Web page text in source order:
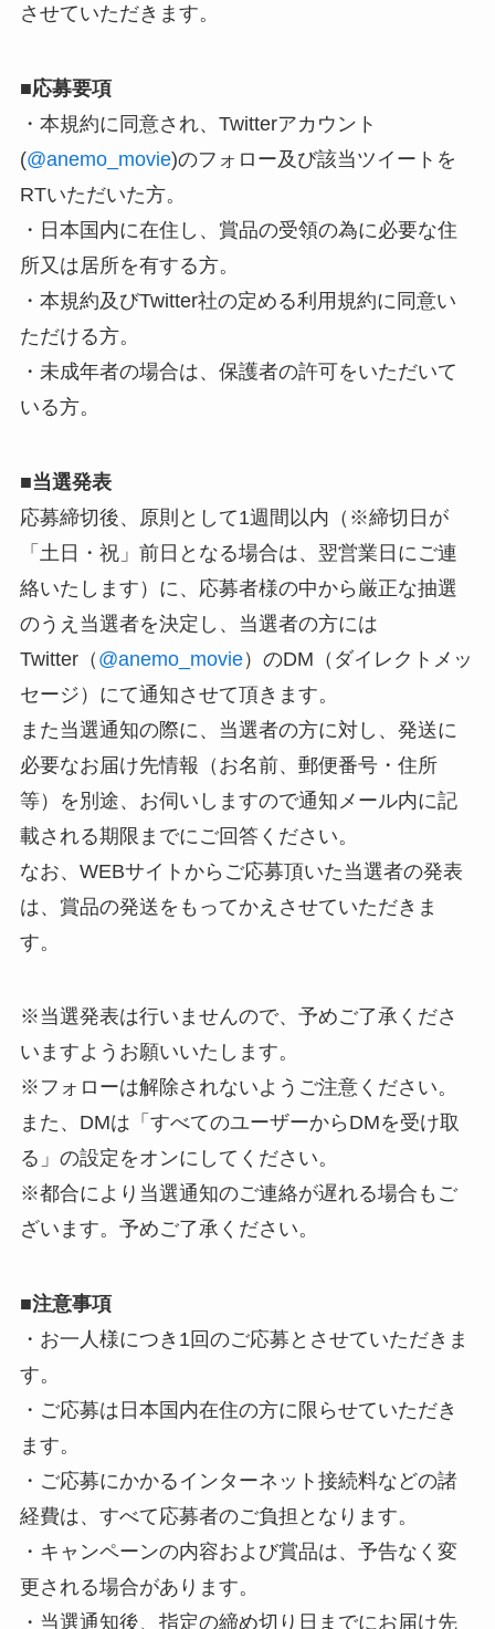
させていただきます。
■応募要項
・本規約に同意され、Twitterアカウント
(@anemo_movie)のフォロー及び該当ツイートを
RTいただいた方。
・日本国内に在住し、賞品の受領の為に必要な住
所又は居所を有する方。
・本規約及びTwitter社の定める利用規約に同意い
ただける方。
・未成年者の場合は、保護者の許可をいただいて
いる方。
■当選発表
応募締切後、原則として1週間以内（※締切日が
「土日・祝」前日となる場合は、翌営業日にご連
絡いたします）に、応募者様の中から厳正な抽選
のうえ当選者を決定し、当選者の方には
Twitter（ @anemo_movie）のDM（ダイレクトメッ
セージ）にて通知させて頂きます。
また当選通知の際に、当選者の方に対し、発送に
必要なお届け先情報（お名前、郵便番号・住所
等）を別途、お伺いしますので通知メール内に記
載される期限までにご回答ください。
なお、WEBサイトからご応募頂いた当選者の発表
は、賞品の発送をもってかえさせていただきま
す。
※当選発表は行いませんので、予めご了承くださ
いますようお願いいたします。
※フォローは解除されないようご注意ください。
また、DMは「すべてのユーザーからDMを受け取
る」の設定をオンにしてください。
※都合により当選通知のご連絡が遅れる場合もご
ざいます。予めご了承ください。
■注意事項
・お一人様につき1回のご応募とさせていただきま
す。
・ご応募は日本国内在住の方に限らせていただき
ます。
・ご応募にかかるインターネット接続料などの諸
経費は、すべて応募者のご負担となります。
・キャンペーンの内容および賞品は、予告なく変
更される場合があります。
・当選通知後、指定の締め切り日までにお届け先